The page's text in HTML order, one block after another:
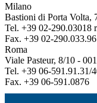
Milano
Bastioni di Porta Volta,
Tel. +39 02-290.03018
Fax. +39 02-290.033.96
Roma
Viale Pasteur, 8/10 -
Tel. +39 06-591.91.31/
Fax. +39 06-591.0876